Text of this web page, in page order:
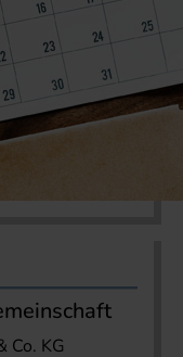
Co. KG